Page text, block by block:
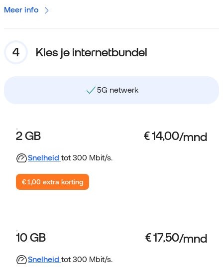
Meer info
Kies je internetbundel
5G netwerk
2 GB
Snelheid tot 300 Mbit/s.
€ 1,00 extra korting
10 GB
Snelheid tot 300 Mbit/s.